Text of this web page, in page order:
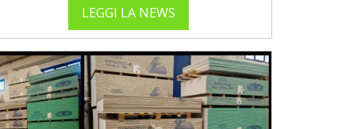
LEGGI LA NEWS